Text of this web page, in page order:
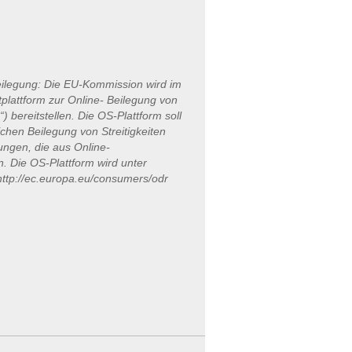
Die EU-Kommission wird im
zur Online- Beilegung von
bereitstellen. Die OS-Plattform soll
Beilegung von Streitigkeiten
die aus Online-
Die OS-Plattform wird unter
ec.europa.eu/consumers/odr